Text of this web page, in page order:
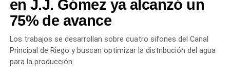
en J.J. Gómez ya alcanzó un
75% de avance
Los trabajos se desarrollan sobre cuatro sifones del Canal
Principal de Riego y buscan optimizar la distribución del agua
para la producción.